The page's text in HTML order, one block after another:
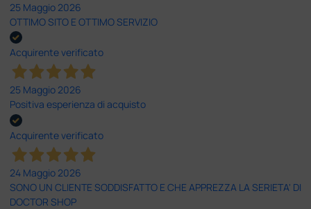
25 Maggio 2026
OTTIMO SITO E OTTIMO SERVIZIO
Acquirente verificato
25 Maggio 2026
Positiva esperienza di acquisto
Acquirente verificato
24 Maggio 2026
SONO UN CLIENTE SODDISFATTO E CHE APPREZZA LA SERIETA' DI
DOCTOR SHOP